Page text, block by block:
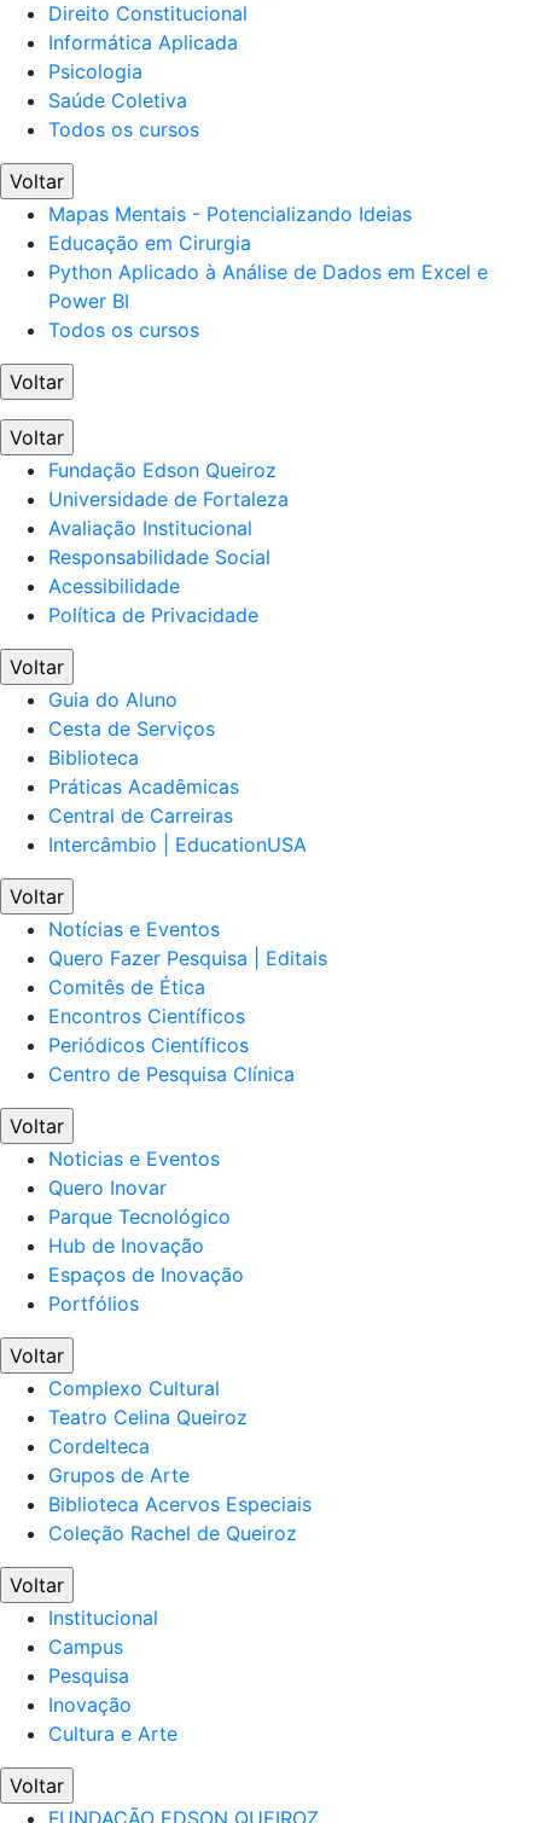
Direito Constitucional
Informática Aplicada
Psicologia
Saúde Coletiva
Todos os cursos
Voltar
Mapas Mentais - Potencializando Ideias
Educação em Cirurgia
Python Aplicado à Análise de Dados em Excel e
Power BI
Todos os cursos
Voltar
Voltar
Fundação Edson Queiroz
Universidade de Fortaleza
Avaliação Institucional
Responsabilidade Social
Acessibilidade
Política de Privacidade
Voltar
Guia do Aluno
Cesta de Serviços
Biblioteca
Práticas Acadêmicas
Central de Carreiras
Intercâmbio | EducationUSA
Voltar
Notícias e Eventos
Quero Fazer Pesquisa | Editais
Comitês de Ética
Encontros Científicos
Periódicos Científicos
Centro de Pesquisa Clínica
Voltar
Noticias e Eventos
Quero Inovar
Parque Tecnológico
Hub de Inovação
Espaços de Inovação
Portfólios
Voltar
Complexo Cultural
Teatro Celina Queiroz
Cordelteca
Grupos de Arte
Biblioteca Acervos Especiais
Coleção Rachel de Queiroz
Voltar
Institucional
Campus
Pesquisa
Inovação
Cultura e Arte
Voltar